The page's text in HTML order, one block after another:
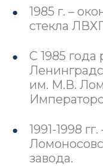
1985 г. –
стекла
С 1985 года
им. М.В.
1991-1998
завода.